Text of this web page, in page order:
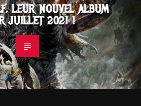
LEUR NOUVEL ALBUM
JUILLET 2021 !